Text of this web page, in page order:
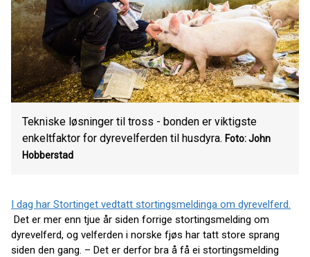
Tekniske løsninger til tross - bonden er viktigste
enkeltfaktor for dyrevelferden til husdyra. Foto: John
Hobberstad
I dag har Stortinget vedtatt stortingsmeldinga om dyrevelferd.
Det er mer enn tjue år siden forrige stortingsmelding om
dyrevelferd, og velferden i norske fjøs har tatt store sprang
siden den gang. – Det er derfor bra å få ei stortingsmelding